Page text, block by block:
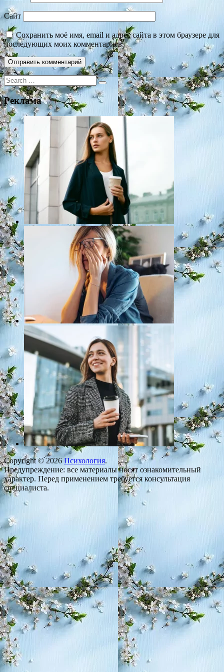
Сайт
Сохранить моё имя, email и адрес сайта в этом браузере для
последующих моих комментариев.
Search
for:
Реклама
Copyright © 2026Психология.
Предупреждение: все материалы носят ознакомительный
характер. Перед применением требуется консультация
специалиста.